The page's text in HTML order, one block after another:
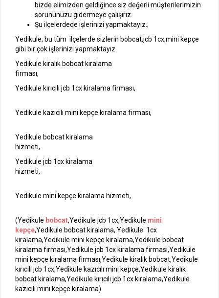
bizde elimizden geldiğince siz değerli müşterilerimizin
sorununuzu gidermeye çalışırız.
Şu ilçelerdede işlerinizi yapmaktayız.;
Yedikule, bu tüm ilçelerde sizlerin bobcat,jcb 1cx,mini kepçe
gibi bir çok işlerinizi yapmaktayız.
Yedikule kiralık bobcat kiralama
firması,
Yedikule kırıcılı jcb 1cx kiralama firması,
Yedikule kazıcılı mini kepçe kiralama firması,
Yedikule bobcat kiralama
hizmeti,
Yedikule jcb 1cx kiralama
hizmeti,
Yedikule mini kepçe kiralama hizmeti,
(Yedikule bobcat,Yedikule jcb 1cx,Yedikule mini
kepçe,Yedikule bobcat kiralama, Yedikule 1cx
kiralama,Yedikule mini kepçe kiralama,Yedikule bobcat
kiralama firması,Yedikule jcb 1cx kiralama firması,Yedikule
mini kepçe kiralama firması,Yedikule kiralık bobcat,Yedikule
kırıcılı jcb 1cx,Yedikule kazıcılı mini kepçe,Yedikule kiralık
bobcat kiralama,Yedikule kırıcılı jcb 1cx kiralama,Yedikule
kazıcılı mini kepçe kiralama)